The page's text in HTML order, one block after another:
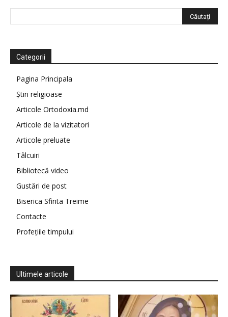
Categorii
Pagina Principala
Știri religioase
Articole Ortodoxia.md
Articole de la vizitatori
Articole preluate
Tâlcuiri
Bibliotecă video
Gustări de post
Biserica Sfinta Treime
Contacte
Profețiile timpului
Ultimele articole